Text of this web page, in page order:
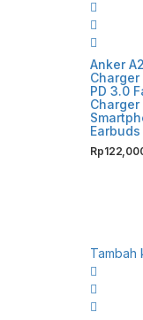
Anker
Charger
PD 3.0
Rp
Tambah